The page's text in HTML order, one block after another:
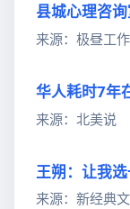
县城心理咨
来源：极昼工
华人耗时7年
来源：北美说
王朔：让我
来源：新经典